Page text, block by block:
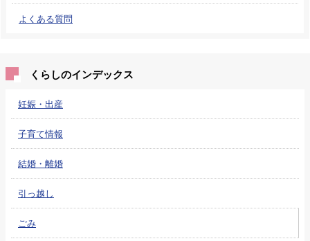
よくある質問
くらしのインデックス
妊娠・出産
子育て情報
結婚・離婚
引っ越し
ごみ